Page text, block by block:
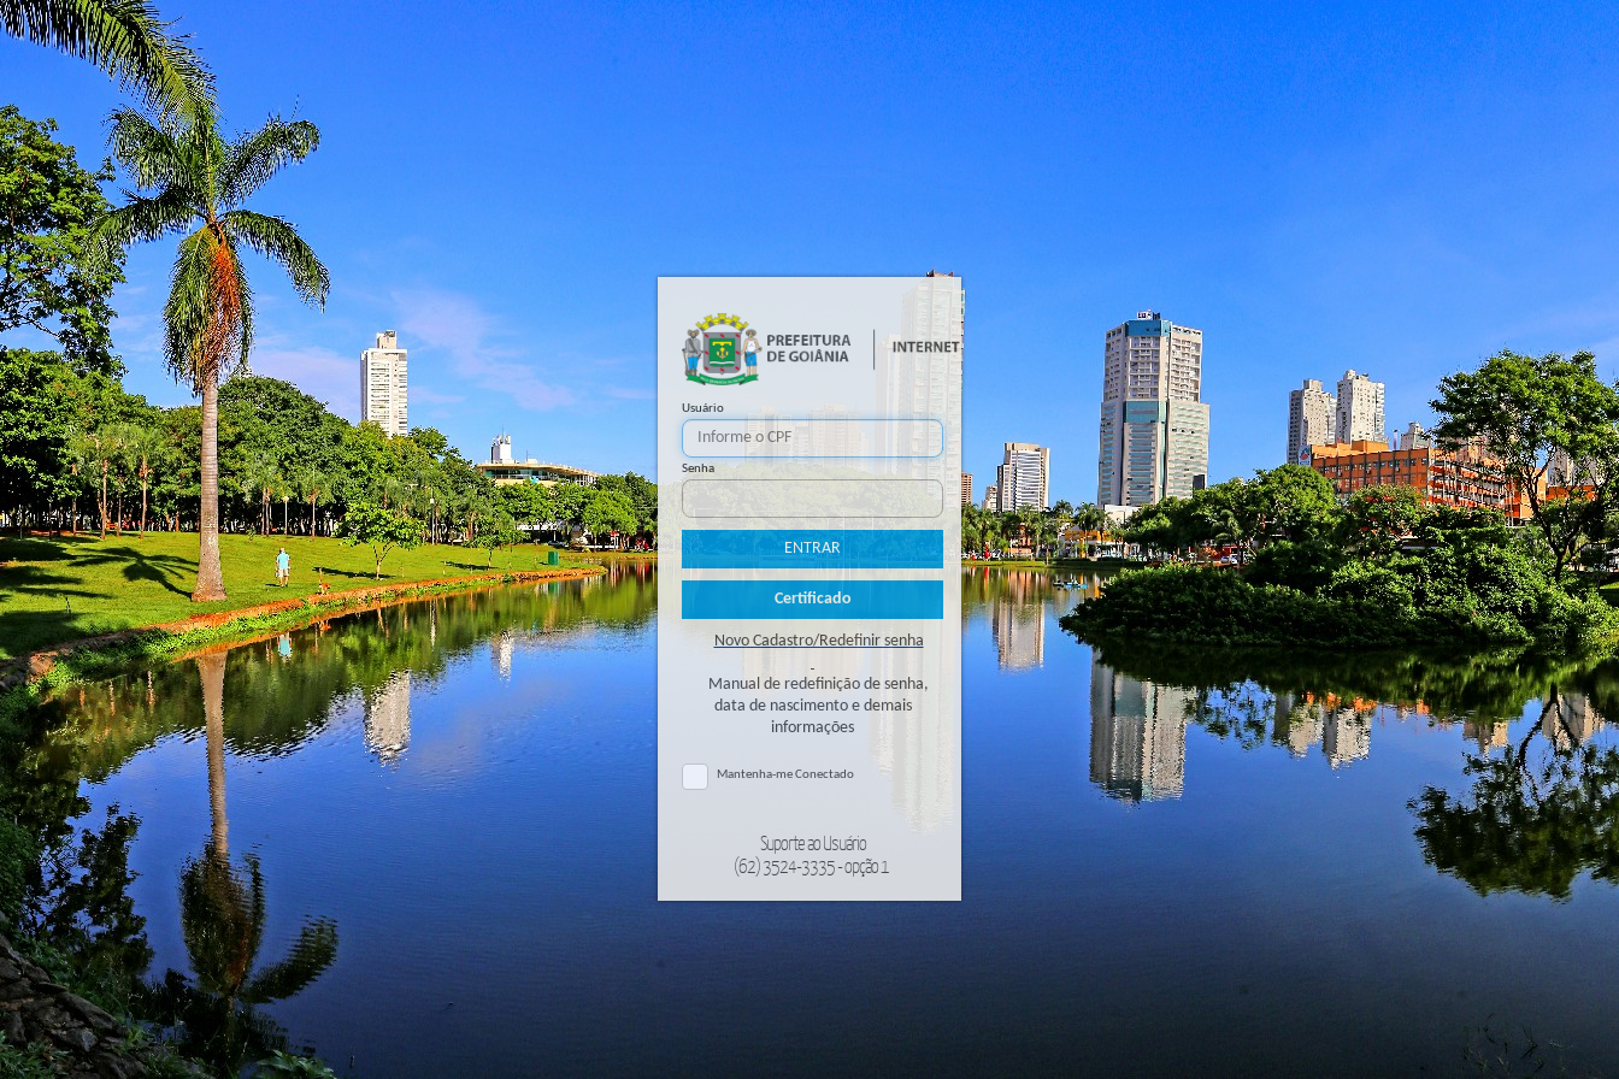
Usuário
Senha
Novo Cadastro/Redefinir senha
Manual de redefinição de senha,
data de nascimento e demais
informações
Mantenha-me Conectado
Suporte ao Usuário
(62) 3524-3335 - opção 1